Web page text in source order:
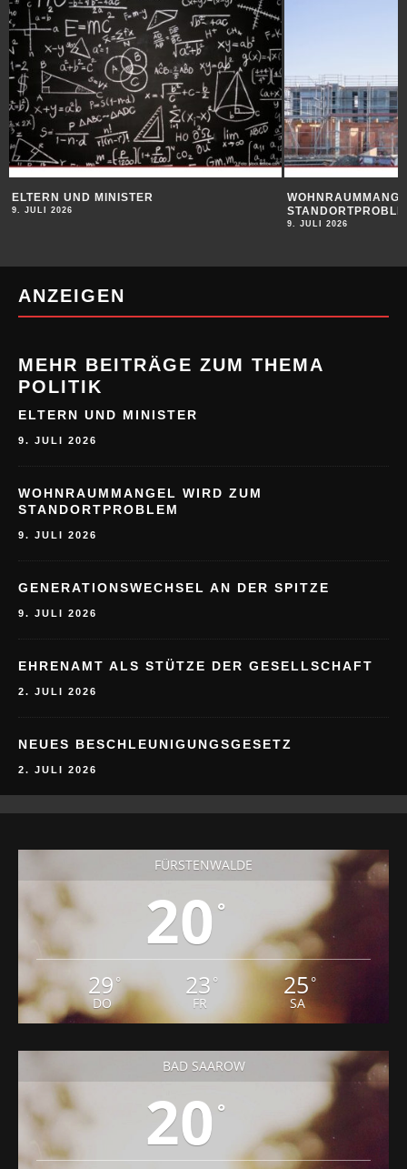
ELTERN UND MINISTER
9. JULI 2026
9. JULI 2026
ANZEIGEN
MEHR BEITRÄGE ZUM THEMA
POLITIK
ELTERN UND MINISTER
9. JULI 2026
WOHNRAUMMANGEL WIRD ZUM
STANDORTPROBLEM
9. JULI 2026
GENERATIONSWECHSEL AN DER SPITZE
9. JULI 2026
EHRENAMT ALS STÜTZE DER GESELLSCHAFT
2. JULI 2026
NEUES BESCHLEUNIGUNGSGESETZ
2. JULI 2026
FÜRSTENWALDE
20 °
29 °
DO
23 °
FR
25 °
SA
BAD SAAROW
20 °